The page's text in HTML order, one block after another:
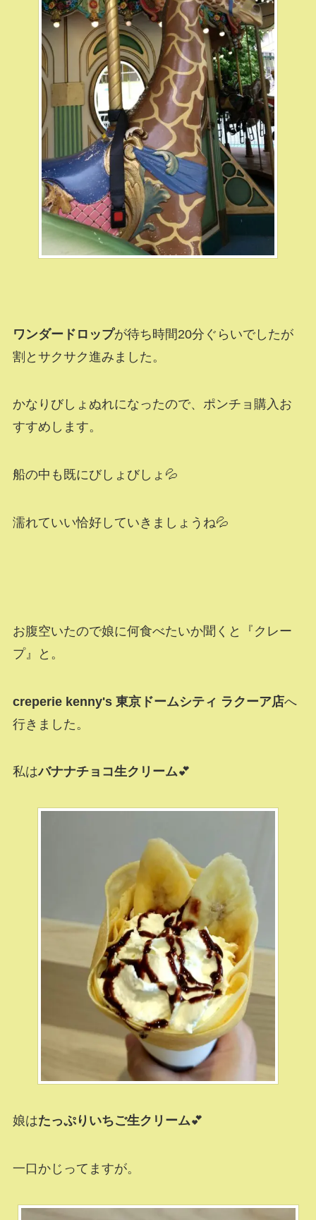
ワンダードロップが待ち時間20分ぐらいでしたが
割とサクサク進みました。
かなりびしょぬれになったので、ポンチョ購入お
すすめします。
船の中も既にびしょびしょ💦
濡れていい恰好していきましょうね💦
お腹空いたので娘に何食べたいか聞くと『クレー
プ』と。
creperie kenny's 東京ドームシティ ラクーア店へ
行きました。
私はバナナチョコ生クリーム💕
娘はたっぷりいちご生クリーム💕
一口かじってますが。